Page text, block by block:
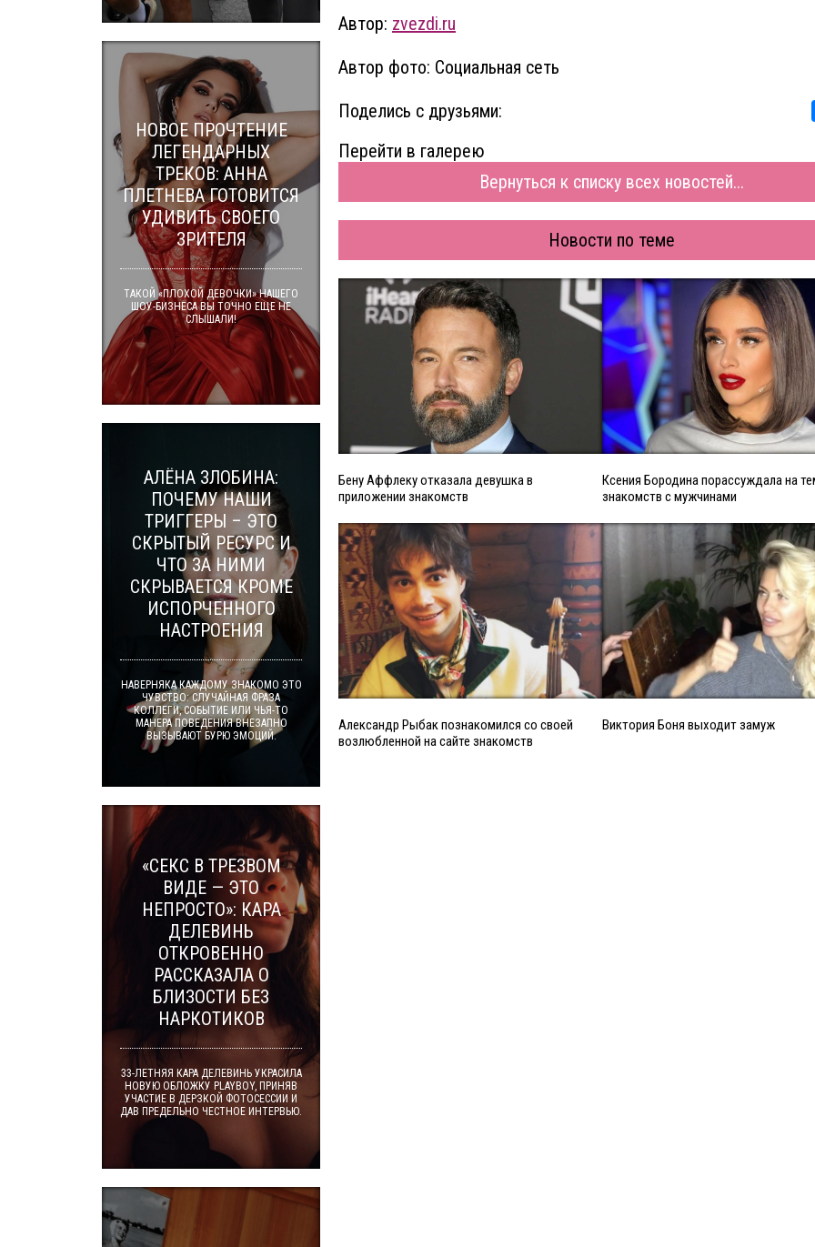
Автор: zvezdi.ru
Автор фото: Социальная сеть
Поделись с друзьями:
Перейти в галерею
Вернуться к списку всех новостей...
Новости по теме
Бену Аффлеку отказала девушка в
приложении знакомств
Ксения Бородина порассуждала на
знакомств с мужчинами
Александр Рыбак познакомился со своей
возлюбленной на сайте знакомств
Виктория Боня выходит замуж
НОВОЕ ПРОЧТЕНИЕ
ЛЕГЕНДАРНЫХ
ТРЕКОВ: АННА
ПЛЕТНЕВА ГОТОВИТСЯ
УДИВИТЬ СВОЕГО
ЗРИТЕЛЯ
ТАКОЙ «ПЛОХОЙ ДЕВОЧКИ» НАШЕГО
ШОУ-БИЗНЕСА ВЫ ТОЧНО ЕЩЕ НЕ
СЛЫШАЛИ!
АЛЁНА ЗЛОБИНА:
ПОЧЕМУ НАШИ
ТРИГГЕРЫ – ЭТО
СКРЫТЫЙ РЕСУРС И
ЧТО ЗА НИМИ
СКРЫВАЕТСЯ КРОМЕ
ИСПОРЧЕННОГО
НАСТРОЕНИЯ
НАВЕРНЯКА КАЖДОМУ ЗНАКОМО ЭТО
ЧУВСТВО: СЛУЧАЙНАЯ ФРАЗА
КОЛЛЕГИ, СОБЫТИЕ ИЛИ ЧЬЯ-ТО
МАНЕРА ПОВЕДЕНИЯ ВНЕЗАПНО
ВЫЗЫВАЮТ БУРЮ ЭМОЦИЙ.
«СЕКС В ТРЕЗВОМ
ВИДЕ — ЭТО
НЕПРОСТО»: КАРА
ДЕЛЕВИНЬ
ОТКРОВЕННО
РАССКАЗАЛА О
БЛИЗОСТИ БЕЗ
НАРКОТИКОВ
33-ЛЕТНЯЯ КАРА ДЕЛЕВИНЬ УКРАСИЛА
НОВУЮ ОБЛОЖКУ PLAYBOY, ПРИНЯВ
УЧАСТИЕ В ДЕРЗКОЙ ФОТОСЕССИИ И
ДАВ ПРЕДЕЛЬНО ЧЕСТНОЕ ИНТЕРВЬЮ.